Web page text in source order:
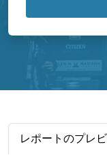
レポートのプレ